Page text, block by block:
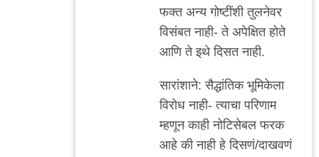
फक्त अन्य गोष्टींशी तुलनेवर
विसंबत नाही- ते अपेक्षित होते
आणि ते इथे दिसत नाही.
सारांशाने: सैद्धांतिक भूमिकेला
विरोध नाही- त्याचा परिणाम
म्हणून काही नोटिसेबल फरक
आहे की नाही हे दिसणं/दाखवणं